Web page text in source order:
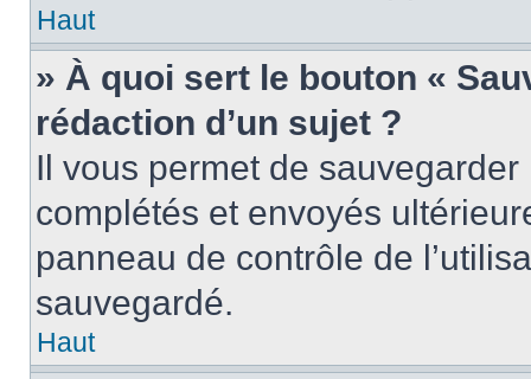
Haut
» À quoi sert le bouton «
rédaction d’un sujet ?
Il vous permet de
complétés et envoyés
panneau de contrôle de
sauvegardé.
Haut